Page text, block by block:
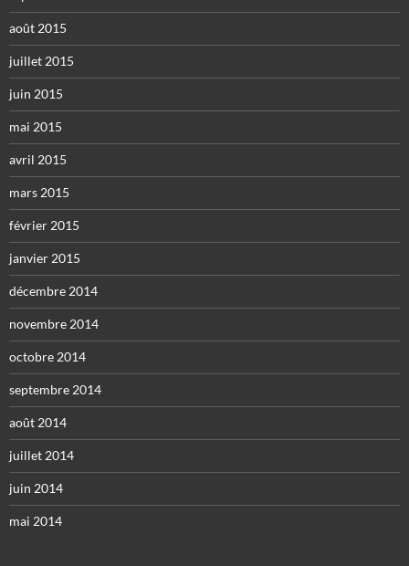
août 2015
juillet 2015
juin 2015
mai 2015
avril 2015
mars 2015
février 2015
janvier 2015
décembre 2014
novembre 2014
octobre 2014
septembre 2014
août 2014
juillet 2014
juin 2014
mai 2014